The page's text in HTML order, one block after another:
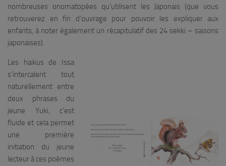
nombreuses onomatopées qu’utilisent les Japonais (que vous
retrouverez en fin d’ouvrage pour pouvoir les expliquer aux
enfants, à noter également un récapitulatif des 24 sekki – saisons
japonaises).
Les haikus de Issa
s’intercalent tout
naturellement entre
deux phrases du
jeune Yuki, c’est
fluide et cela permet
une première
initiation du jeune
lecteur à ces poèmes